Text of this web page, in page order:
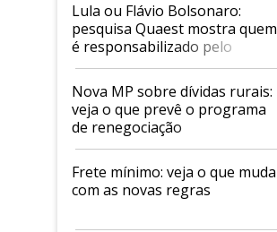
Lula ou Flávio Bolsonaro:
pesquisa Quaest mostra quem
é responsabilizado pelo
tarifaço dos EUA
Nova MP sobre dívidas rurais:
veja o que prevê o programa
de renegociação
Frete mínimo: veja o que muda
com as novas regras